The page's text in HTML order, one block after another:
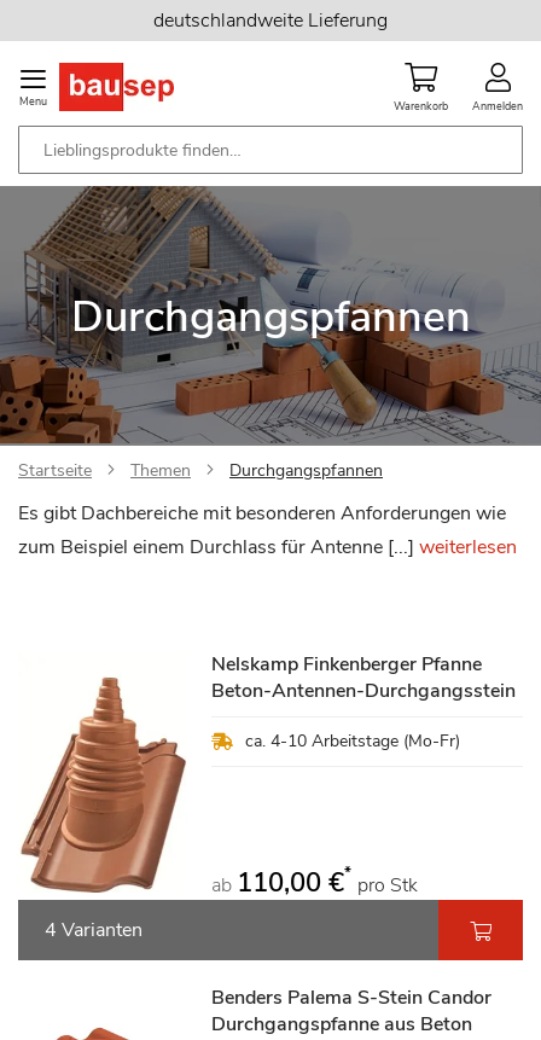
Inhalt
springen
deutschlandweite Lieferung
Menu Warenkorb Anmelden
Durchgangspfannen
Startseite Themen Durchgangspfannen
Es gibt Dachbereiche mit besonderen Anforderungen wie
zum Beispiel einem Durchlass für Antenne [...] weiterlesen
Nelskamp Finkenberger Pfanne
Beton-Antennen-Durchgangsstein
ca. 4-10 Arbeitstage (Mo-Fr)
ab 110,00 €* pro Stk
4 Varianten
Benders Palema S-Stein Candor
Durchgangspfanne aus Beton